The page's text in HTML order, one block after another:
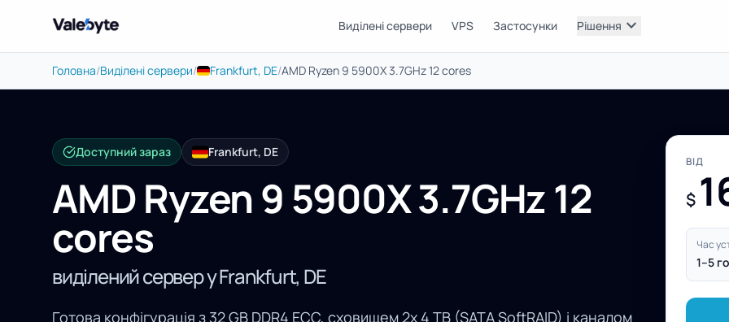
Valebyte Виділені сервери VPS Застосунки Рішення expand_more
Головна/Виділені сервери/ Frankfurt, DE/AMD Ryzen 9 5900X 3.7GHz 12 cores
Доступний зараз Frankfurt, DE
AMD Ryzen 9 5900X 3.7GHz 12
cores
виділений сервер у Frankfurt, DE
Готова конфігурація з 32 GB DDR4 ECC, сховищем 2x 4 TB (SATA SoftRAID) і каналом
ВІД
$
Час
1–5